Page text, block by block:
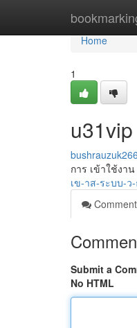
Home
Home
1
การ เข้าใช้งา
เข-าส-ระบบ-
Submit a
No HTML